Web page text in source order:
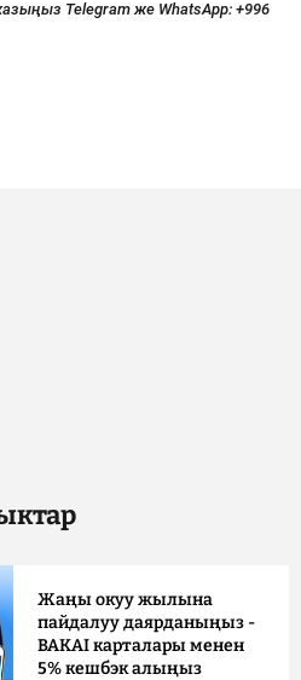
Telegram же WhatsApp: +996
Жаңы окуу жылына
пайдалуу даярданыңыз -
BAKAI карталары менен
5% кешбэк алыңыз